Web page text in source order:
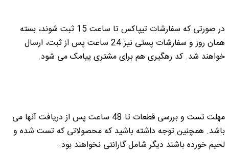
در صورتی که سفارشات تیپاکس تا ساعت 15 ثبت شوند، بسته
همان روز و سفارشات پستی نیز 24 ساعت پس از ثبت، ارسال
خواهند شد. کد رهگیری هم برای مشتری پیامک می شود.
مهلت تست و بررسی قطعات تا 48 ساعت پس از دریافت آنها می
باشد. همچنین توجه داشته باشید که محصولاتی که تست شده و
لحیم خورده باشند دیگر شامل گارانتی نخواهند بود.